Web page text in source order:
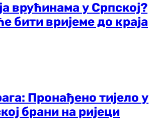
врућинама у Српској?
бити вријеме до краја
Пронађено тијело у
брани на ријеци